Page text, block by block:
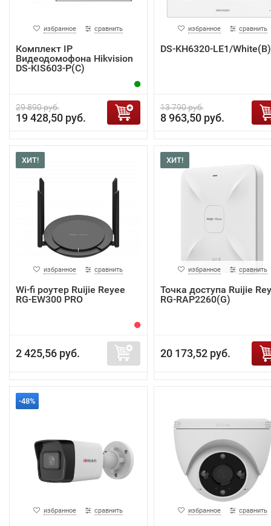
избранное сравнить
Комплект IP
Видеодомофона Hikvision
DS-KIS603-P(C)
29 890 руб.
19 428,50 руб.
избранное сравнить
DS-KH6320-LE1/White(B)
13 790 руб.
8 963,50 руб.
ХИТ!
избранное сравнить
Wi-fi роутер Ruijie Reyee
RG-EW300 PRO
2 425,56 руб.
ХИТ!
избранное сравнить
Точка доступа Ruijie
RG-RAP2260(G)
20 173,52 руб.
-48%
избранное сравнить избранное сравнить